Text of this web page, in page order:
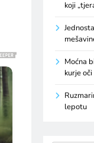
koji
Moćna
kurje
lepotu